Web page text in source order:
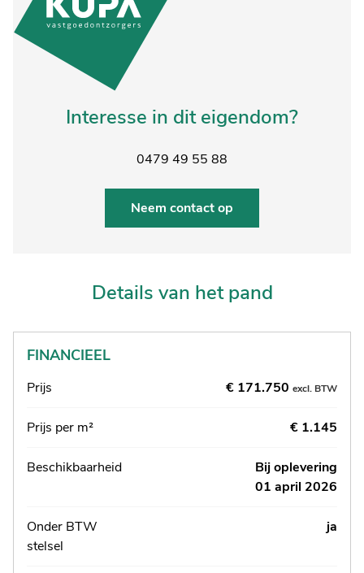
Interesse in dit eigendom?
0479 49 55 88
Neem contact op
Details van het pand
FINANCIEEL
Prijs € 171.750 excl. BTW
Prijs per m² € 1.145
Beschikbaarheid
Bij oplevering
01 april 2026
Onder BTW
stelsel
ja